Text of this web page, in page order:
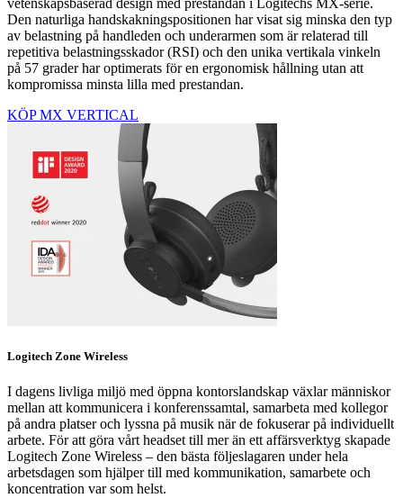
vetenskapsbaserad design med prestandan i Logitechs MX-serie.
Den naturliga handskakningspositionen har visat sig minska den typ
av belastning på handleden och underarmen som är relaterad till
repetitiva belastningsskador (RSI) och den unika vertikala vinkeln
på 57 grader har optimerats för en ergonomisk hållning utan att
kompromissa minsta lilla med prestandan.
KÖP MX VERTICAL
Logitech Zone Wireless
I dagens livliga miljö med öppna kontorslandskap växlar människor
mellan att kommunicera i konferenssamtal, samarbeta med kollegor
på andra platser och lyssna på musik när de fokuserar på individuellt
arbete. För att göra vårt headset till mer än ett affärsverktyg skapade
Logitech Zone Wireless – den bästa följeslagaren under hela
arbetsdagen som hjälper till med kommunikation, samarbete och
koncentration var som helst.